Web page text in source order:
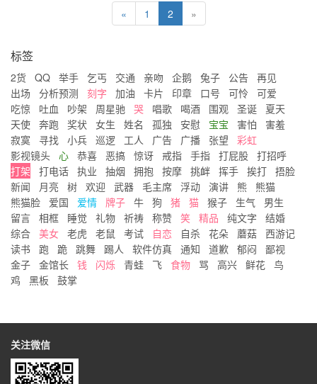
« 1 2 »
标签
2货 QQ 举手 乞丐 交通 亲吻 企鹅 兔子 公告 再见
出场
分析预测 刻字 加油 卡片 印章 口号 可怜
可爱
吃惊
吐血 吵架 周星驰 哭 唱歌 喝酒 围观 圣诞
夏天
天使 奔跑 奖状 女生 姓名 孤独 安慰 宝宝 害怕
害羞
寂寞
寻找 小兵 巡逻 工人 广告 广播 张望
彩虹
影视镜头 心 恭喜 恶搞 惊讶 戒指 手指 打屁股 打招呼
打架
打电话 执业 抽烟 拥抱 按摩 挑衅 挥手 挨打 捂脸
新闻
月亮 树 欢迎 武器 毛主席 浮动 演讲 熊
熊猫
熊猫脸
爱国 爱情 牌子 牛 狗 猪 猫 猴子 生气
男生
留言 相框 睡觉 礼物 祈祷 称赞 笑 精品 纯文字
结婚
综合 美女 老虎 老鼠 考试 自恋 自杀 花朵 蘑菇 西游记
读书
跑 跪 跳舞 踢人 软件仿真 通知 道歉 郁闷
鄙视
金子 金馆长 钱 闪烁 青蛙 飞 食物 骂 高兴 鲜花 鸟
鸡
黑板 鼓掌
关注微信